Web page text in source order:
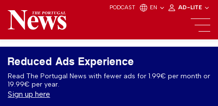
PODCAST EN AD-LITE
Reduced Ads Experience
Read The Portugal News with fewer ads for 1.99€ per month or
19.99€ per year.
Sign up here